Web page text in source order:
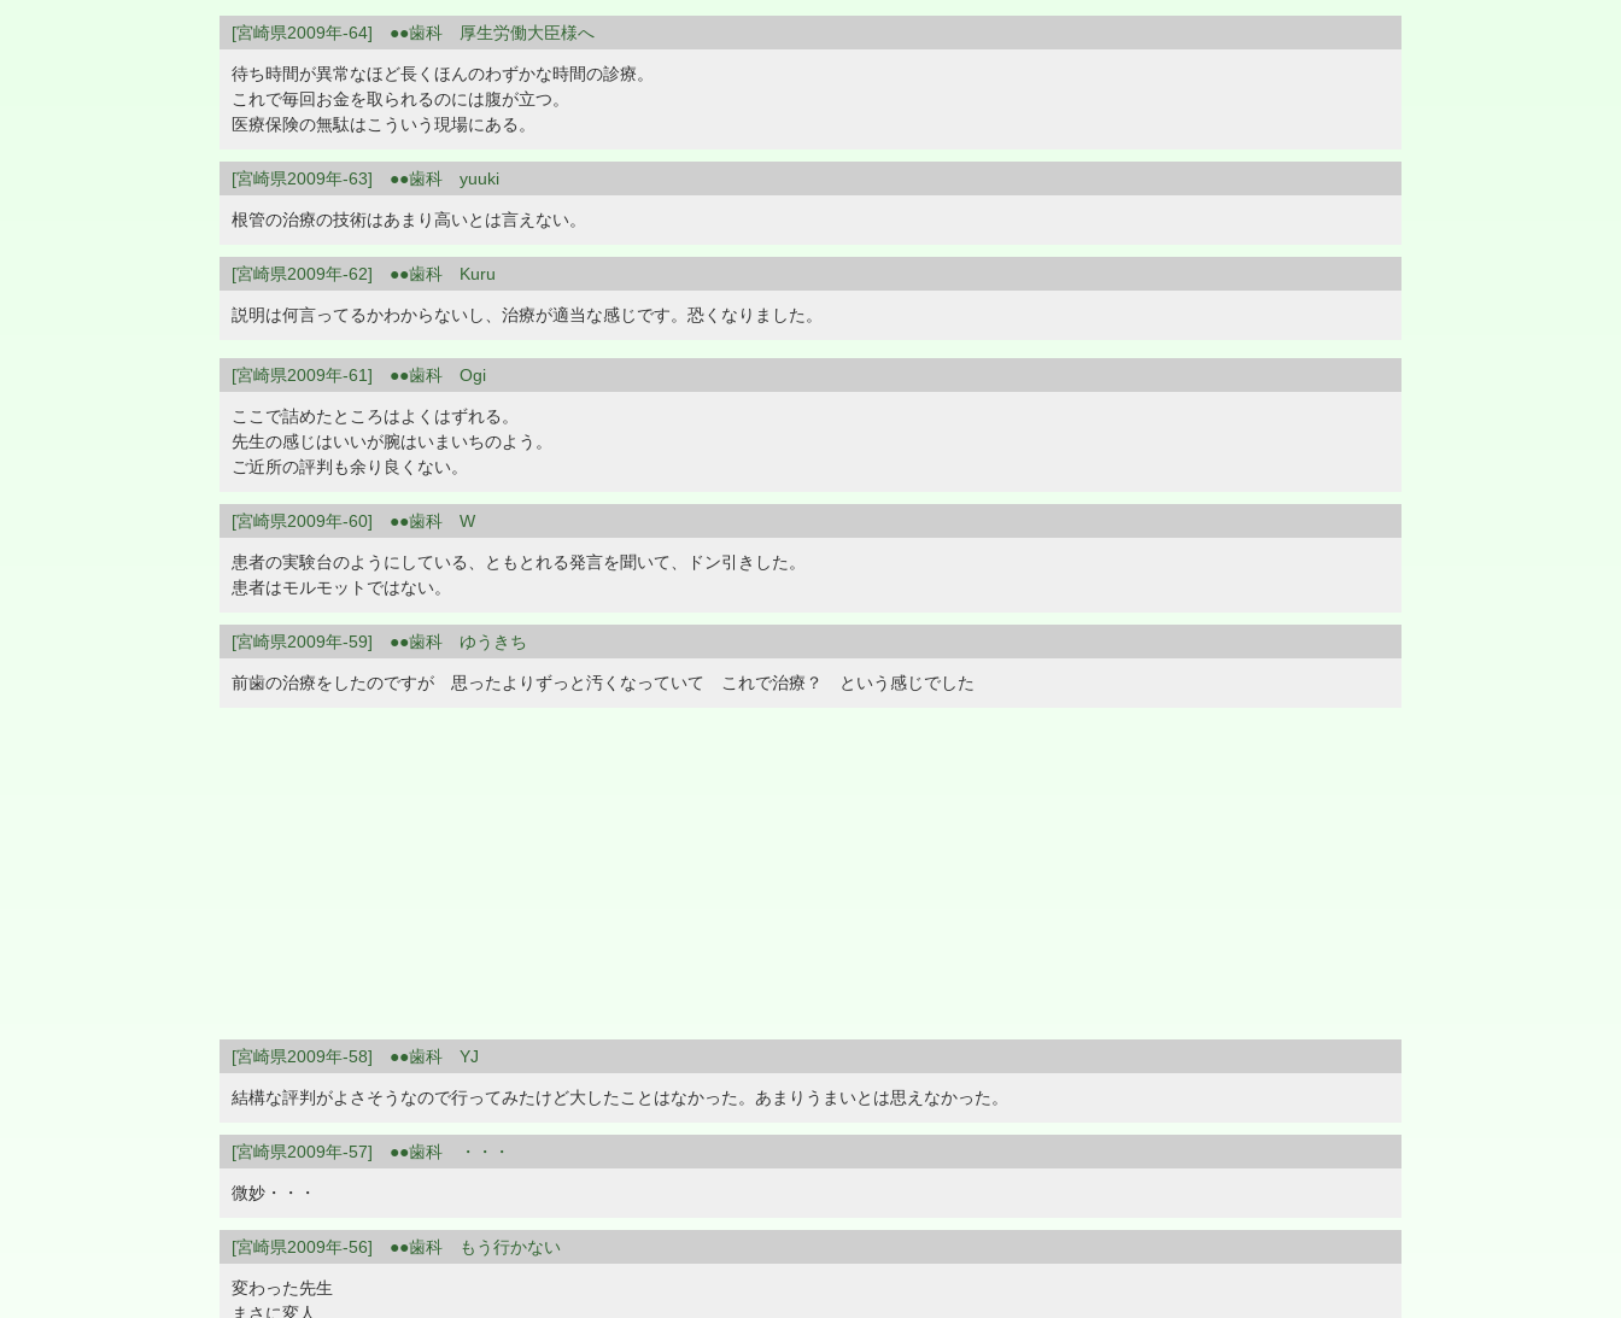
[宮崎県2009年-64] ●●歯科 厚生労働大臣様へ
待ち時間が異常なほど長くほんのわずかな時間の診療。
これで毎回お金を取られるのには腹が立つ。
医療保険の無駄はこういう現場にある。
[宮崎県2009年-63] ●●歯科 yuuki
根管の治療の技術はあまり高いとは言えない。
[宮崎県2009年-62] ●●歯科 Kuru
説明は何言ってるかわからないし、治療が適当な感じです。恐くなりました。
[宮崎県2009年-61] ●●歯科 Ogi
ここで詰めたところはよくはずれる。
先生の感じはいいが腕はいまいちのよう。
ご近所の評判も余り良くない。
[宮崎県2009年-60] ●●歯科 W
患者の実験台のようにしている、ともとれる発言を聞いて、ドン引きした。
患者はモルモットではない。
[宮崎県2009年-59] ●●歯科 ゆうきち
前歯の治療をしたのですが 思ったよりずっと汚くなっていて これで治療？ という感じでした
[宮崎県2009年-58] ●●歯科 YJ
結構な評判がよさそうなので行ってみたけど大したことはなかった。あまりうまいとは思えなかった。
[宮崎県2009年-57] ●●歯科 ・・・
微妙・・・
[宮崎県2009年-56] ●●歯科 もう行かない
変わった先生
まさに変人